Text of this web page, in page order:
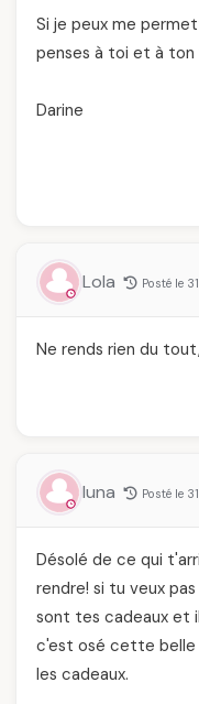
Si je peux me
penses à toi et à ton
Darine
Lola Posté le
Ne rends rien du
luna Posté le
Désolé de ce qui
rendre! si tu veux
sont tes cadeaux et
c'est osé cette belle
les cadeaux.